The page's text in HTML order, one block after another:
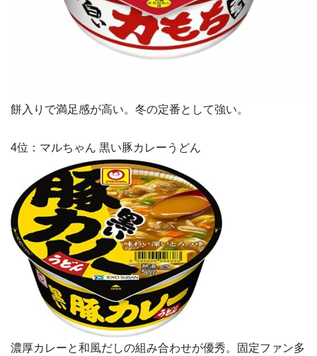
餅入りで満足感が高い。冬の定番として強い。
4位：マルちゃん 黒い豚カレーうどん
濃厚カレーと和風だしの組み合わせが優秀。固定ファン多